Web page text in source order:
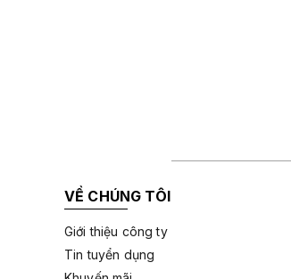
VỀ CHÚNG TÔI
Giới thiệu công ty
Tin tuyển dụng